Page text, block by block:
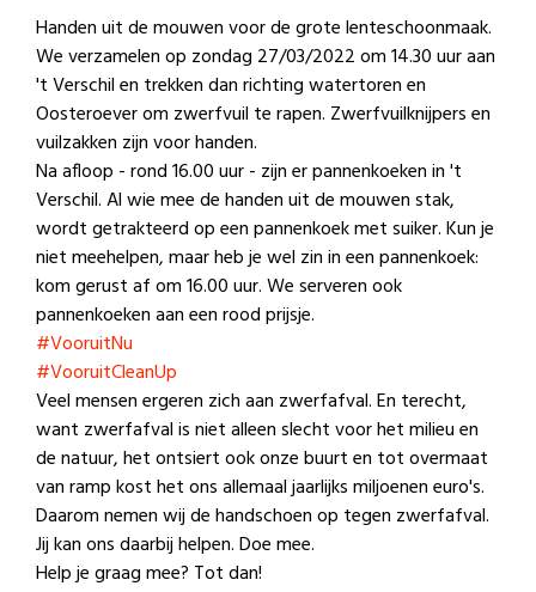
Handen uit de mouwen voor de grote lenteschoonmaak.
We verzamelen op zondag 27/03/2022 om 14.30 uur aan
't Verschil en trekken dan richting watertoren en
Oosteroever om zwerfvuil te rapen. Zwerfvuilknijpers en
vuilzakken zijn voor handen.
Na afloop - rond 16.00 uur - zijn er pannenkoeken in 't
Verschil. Al wie mee de handen uit de mouwen stak,
wordt getrakteerd op een pannenkoek met suiker. Kun je
niet meehelpen, maar heb je wel zin in een pannenkoek:
kom gerust af om 16.00 uur. We serveren ook
pannenkoeken aan een rood prijsje.
#VooruitNu
#VooruitCleanUp
Veel mensen ergeren zich aan zwerfafval. En terecht,
want zwerfafval is niet alleen slecht voor het milieu en
de natuur, het ontsiert ook onze buurt en tot overmaat
van ramp kost het ons allemaal jaarlijks miljoenen euro's.
Daarom nemen wij de handschoen op tegen zwerfafval.
Jij kan ons daarbij helpen. Doe mee.
Help je graag mee? Tot dan!